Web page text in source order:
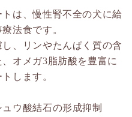
は、慢性腎不全の犬に給
法食です。
、リンやたんぱく質の含
オメガ3脂肪酸を豊富に
します。
ウ酸結石の形成抑制